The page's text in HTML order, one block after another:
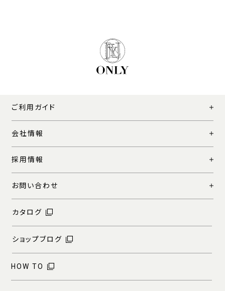
ご利用ガイド
会社情報
採用情報
お問い合わせ
カタログ
ショップブログ
HOW TO